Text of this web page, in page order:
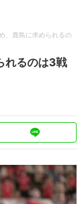
、鹿島に求められるの
れるのは3戦